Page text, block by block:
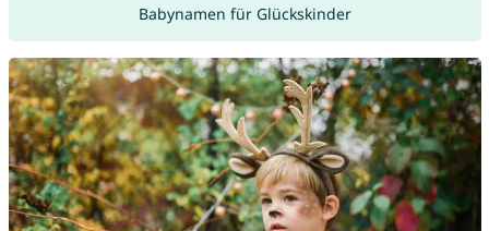
Babynamen für Glückskinder